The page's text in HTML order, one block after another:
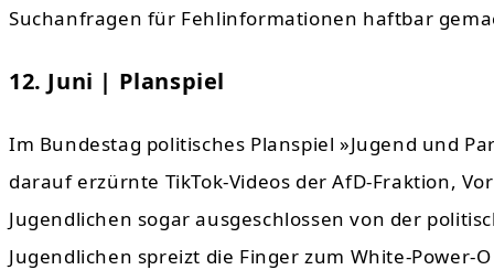
Suchanfragen für Fehlinformationen haftbar
12. Juni | Planspiel
Im Bundestag politisches Planspiel »Jugend und
darauf erzürnte TikTok-Videos der AfD-Fraktion,
Jugendlichen sogar ausgeschlossen von der
Jugendlichen spreizt die Finger zum White-